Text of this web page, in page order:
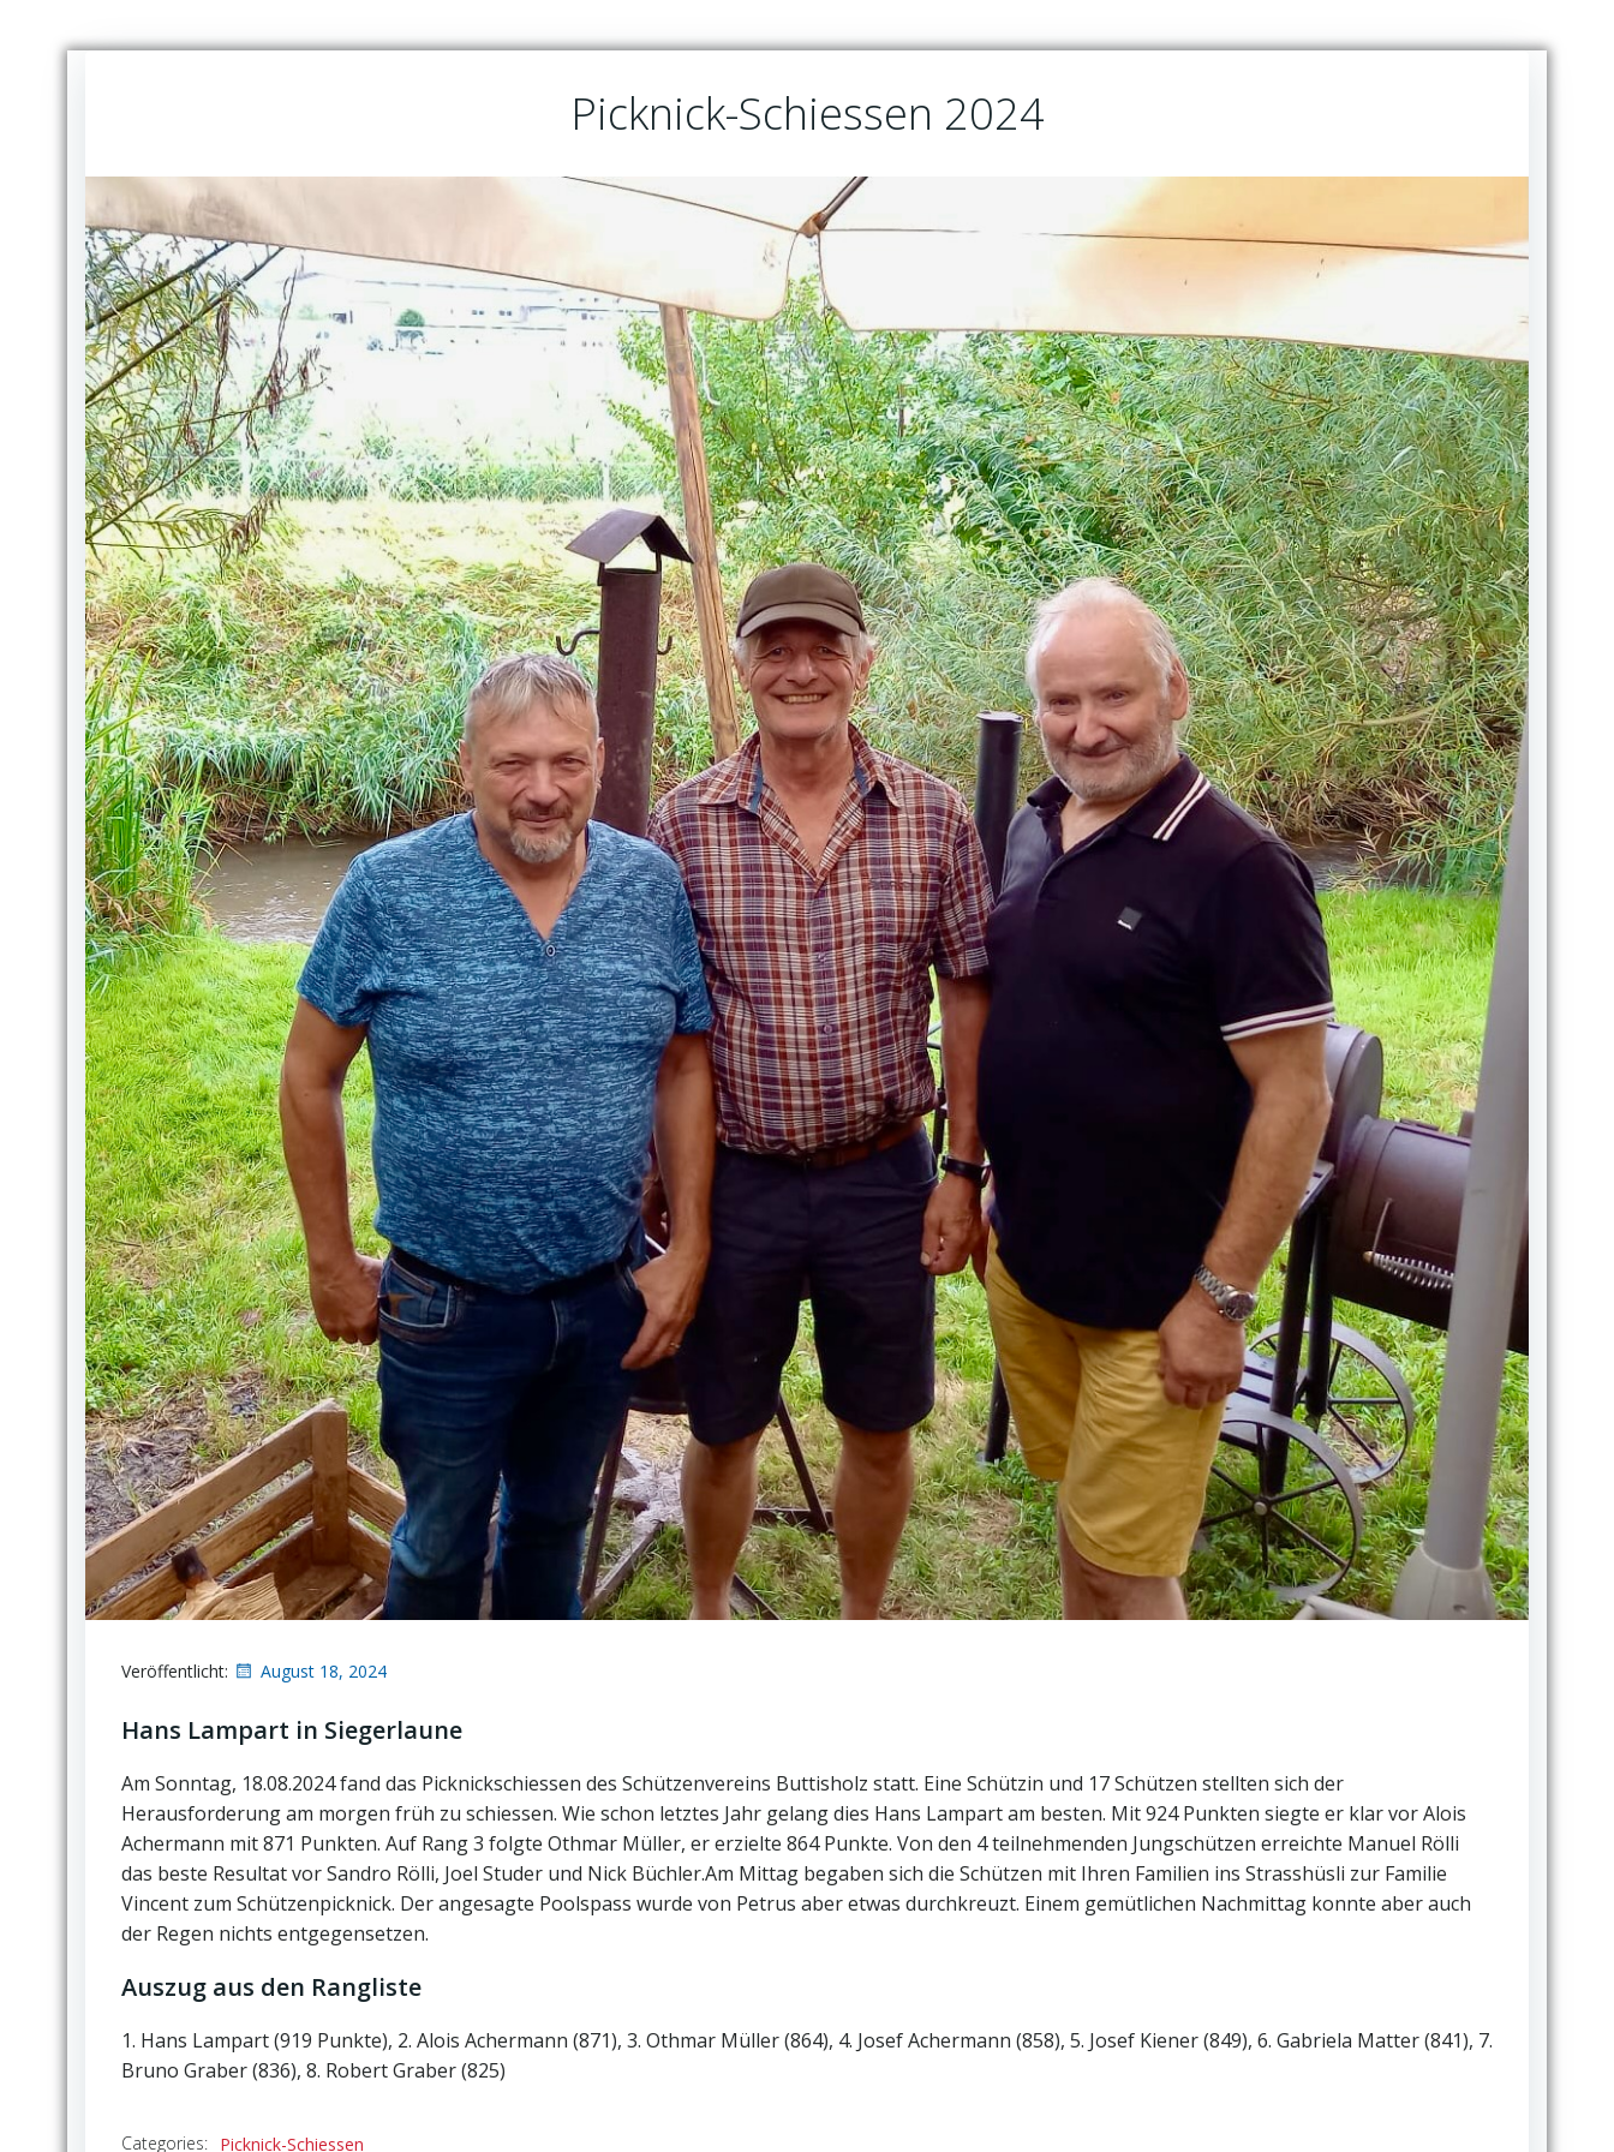
Picknick-Schiessen 2024
Veröffentlicht: August 18, 2024
Hans Lampart in Siegerlaune
Am Sonntag, 18.08.2024 fand das Picknickschiessen des Schützenvereins Buttisholz statt. Eine Schützin und 17 Schützen stellten sich der
Herausforderung am morgen früh zu schiessen. Wie schon letztes Jahr gelang dies Hans Lampart am besten. Mit 924 Punkten siegte er klar vor Alois
Achermann mit 871 Punkten. Auf Rang 3 folgte Othmar Müller, er erzielte 864 Punkte. Von den 4 teilnehmenden Jungschützen erreichte Manuel Rölli
das beste Resultat vor Sandro Rölli, Joel Studer und Nick Büchler.Am Mittag begaben sich die Schützen mit Ihren Familien ins Strasshüsli zur Familie
Vincent zum Schützenpicknick. Der angesagte Poolspass wurde von Petrus aber etwas durchkreuzt. Einem gemütlichen Nachmittag konnte aber auch
der Regen nichts entgegensetzen.
Auszug aus den Rangliste
1. Hans Lampart (919 Punkte), 2. Alois Achermann (871), 3. Othmar Müller (864), 4. Josef Achermann (858), 5. Josef Kiener (849), 6. Gabriela Matter (841), 7.
Bruno Graber (836), 8. Robert Graber (825)
Categories: Picknick-Schiessen